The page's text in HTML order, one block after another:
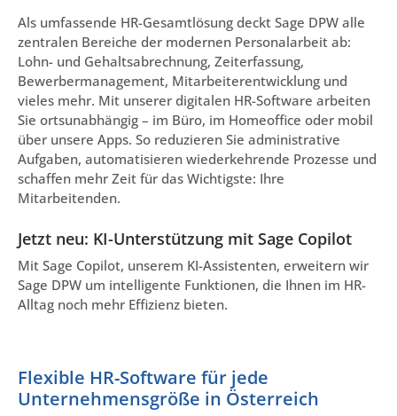
Als umfassende HR-Gesamtlösung deckt Sage DPW alle
zentralen Bereiche der modernen Personalarbeit ab:
Lohn- und Gehaltsabrechnung, Zeiterfassung,
Bewerbermanagement, Mitarbeiterentwicklung und
vieles mehr. Mit unserer digitalen HR-Software arbeiten
Sie ortsunabhängig – im Büro, im Homeoffice oder mobil
über unsere Apps. So reduzieren Sie administrative
Aufgaben, automatisieren wiederkehrende Prozesse und
schaffen mehr Zeit für das Wichtigste: Ihre
Mitarbeitenden.
Jetzt neu: KI-Unterstützung mit Sage Copilot
Mit Sage Copilot, unserem KI-Assistenten, erweitern wir
Sage DPW um intelligente Funktionen, die Ihnen im HR-
Alltag noch mehr Effizienz bieten.
Flexible HR-Software für jede
Unternehmensgröße in Österreich